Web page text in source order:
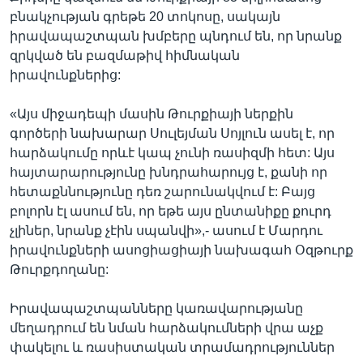
բնակչության գրեթե 20 տոկոսը, սակայն
իրավապաշտպան խմբերը պնդում են, որ նրանք
զրկված են բազմաթիվ հիմնական
իրավունքներից:
«Այս միջադեպի մասին Թուրքիայի ներքին
գործերի նախարար Սուլեյման Սոյլուն ասել է, որ
հարձակումը որևէ կապ չունի ռասիզմի հետ: Այս
հայտարարությունը խնդրահարույց է, քանի որ
հետաքննությունը դեռ շարունակվում է: Բայց
բոլորն էլ ասում են, որ եթե այս ընտանիքը քուրդ
չլիներ, նրանք չէին սպանվի»,- ասում է Մարդու
իրավունքների ասոցիացիայի նախագահ Օզթուրք
Թուրքդողանը:
Իրավապաշտպանները կառավարությանը
մեղադրում են նման հարձակումների վրա աչք
փակելու և ռասիստական տրամադրություններ